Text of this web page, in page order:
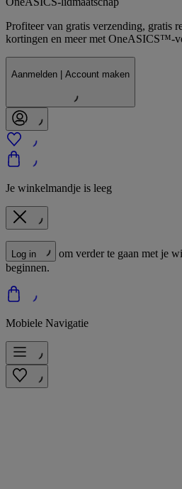
Profiteer van gratis verzending, gratis
kortingen en meer met OneASICS™-
Aanmelden | Account maken
Je winkelmandje is leeg
Log in
om verder te gaan met je
beginnen.
Mobiele Navigatie